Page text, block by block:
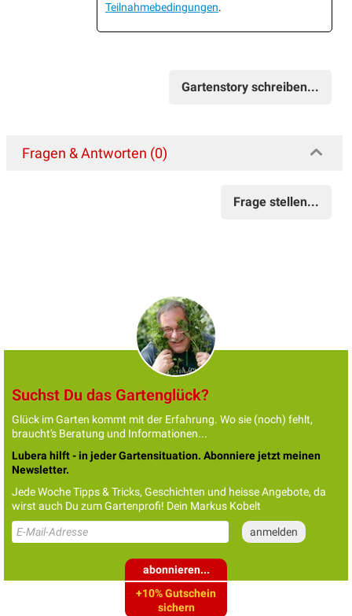
Teilnahmebedingungen.
Gartenstory schreiben...
Fragen & Antworten (0)
Frage stellen...
Suchst Du das Gartenglück?
Glück im Garten kommt mit der Erfahrung. Wo sie (noch) fehlt,
braucht's Beratung und Informationen...
Lubera hilft - in jeder Gartensituation. Abonniere jetzt meinen
Newsletter.
Jede Woche Tipps & Tricks, Geschichten und heisse Angebote, da
wirst auch Du zum Gartenprofi! Dein Markus Kobelt
abonnieren...
+10% Gutschein
sichern